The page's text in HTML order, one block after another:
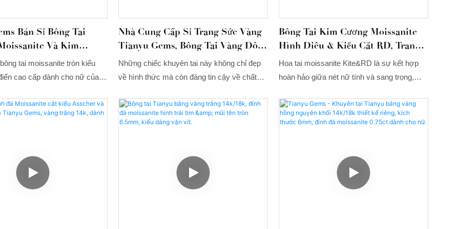
Bán Sỉ Bông Tai
Và Kim
Kiểu Cắt Châu Âu Cổ,
7mm, Màu DEF, Giao
tai moissanite tròn kiểu
cao cấp dành cho nữ của
thị trường nhà cung cấp sỉ
mới; hơn nữa, với tư cách là
với hình thức bán sỉ trang
Nhà Cung Cấp Sỉ Trang Sức Vàng
Tianyu Gems, Bông Tai Vàng Đôi
Đính Đá Moissanite DEF 14k/18k.
Những chiếc khuyên tai này không chỉ đẹp
về hình thức mà còn đáng tin cậy về chất
bằng vàng do các nhà cung cấp Tianyu
Gems cung cấp có chất lượng rất cao và
của nhiều người khác nhau.
Bông Tai Kim Cương Moissanite
Hình Diều & Kiểu Cắt RD, Trang
Sức Moissanite PT950
Hoa tai moissanite Kite&RD là sự kết hợp
hoàn hảo giữa nét nữ tính và sang trọng,
và có sẵn để mua lẻ hoặc bán sỉ.